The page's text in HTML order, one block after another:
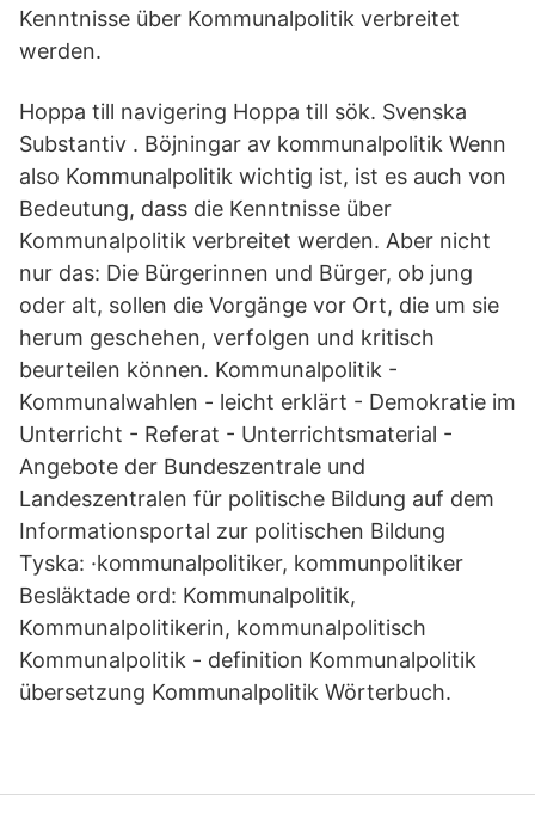
Kenntnisse über Kommunalpolitik verbreitet
werden.
Hoppa till navigering Hoppa till sök. Svenska
Substantiv . Böjningar av kommunalpolitik Wenn
also Kommunalpolitik wichtig ist, ist es auch von
Bedeutung, dass die Kenntnisse über
Kommunalpolitik verbreitet werden. Aber nicht
nur das: Die Bürgerinnen und Bürger, ob jung
oder alt, sollen die Vorgänge vor Ort, die um sie
herum geschehen, verfolgen und kritisch
beurteilen können. Kommunalpolitik -
Kommunalwahlen - leicht erklärt - Demokratie im
Unterricht - Referat - Unterrichtsmaterial -
Angebote der Bundeszentrale und
Landeszentralen für politische Bildung auf dem
Informationsportal zur politischen Bildung
Tyska: ·kommunalpolitiker, kommunpolitiker
Besläktade ord: Kommunalpolitik,
Kommunalpolitikerin, kommunalpolitisch
Kommunalpolitik - definition Kommunalpolitik
übersetzung Kommunalpolitik Wörterbuch.